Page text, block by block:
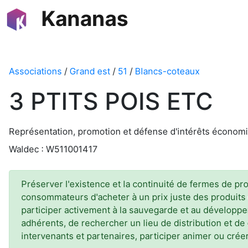
Kananas
Associations / Grand est / 51 / Blancs-coteaux
3 PTITS POIS ETC
Représentation, promotion et défense d'intérêts
Waldec : W511001417
Préserver l'existence et la continuité de fermes de
consommateurs d'acheter à un prix juste des
participer activement à la sauvegarde et au
adhérents, de rechercher un lieu de distribution et
intervenants et partenaires, participer animer ou